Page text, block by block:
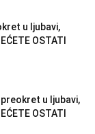
u ljubavi,
OSTATI
u ljubavi,
OSTATI